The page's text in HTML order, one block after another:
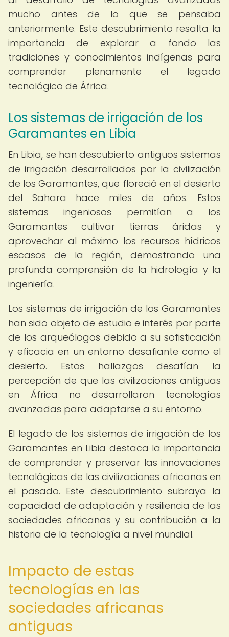
mucho antes de lo que se pensaba
anteriormente. Este descubrimiento resalta la
importancia de explorar a fondo las
tradiciones y conocimientos indígenas para
comprender plenamente el legado
tecnológico de África.
Los sistemas de irrigación de los
Garamantes en Libia
En Libia, se han descubierto antiguos sistemas
de irrigación desarrollados por la civilización
de los Garamantes, que floreció en el desierto
del Sahara hace miles de años. Estos
sistemas ingeniosos permitían a los
Garamantes cultivar tierras áridas y
aprovechar al máximo los recursos hídricos
escasos de la región, demostrando una
profunda comprensión de la hidrología y la
ingeniería.
Los sistemas de irrigación de los Garamantes
han sido objeto de estudio e interés por parte
de los arqueólogos debido a su sofisticación
y eficacia en un entorno desafiante como el
desierto. Estos hallazgos desafían la
percepción de que las civilizaciones antiguas
en África no desarrollaron tecnologías
avanzadas para adaptarse a su entorno.
El legado de los sistemas de irrigación de los
Garamantes en Libia destaca la importancia
de comprender y preservar las innovaciones
tecnológicas de las civilizaciones africanas en
el pasado. Este descubrimiento subraya la
capacidad de adaptación y resiliencia de las
sociedades africanas y su contribución a la
historia de la tecnología a nivel mundial.
Impacto de estas
tecnologías en las
sociedades africanas
antiguas